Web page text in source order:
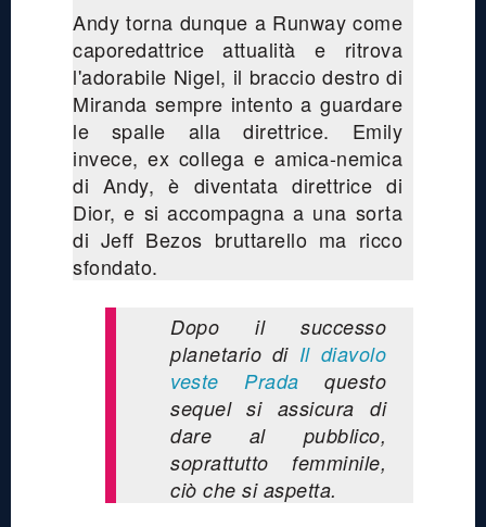
Andy torna dunque a Runway come
caporedattrice attualità e ritrova
l'adorabile Nigel, il braccio destro di
Miranda sempre intento a guardare
le spalle alla direttrice. Emily
invece, ex collega e amica-nemica
di Andy, è diventata direttrice di
Dior, e si accompagna a una sorta
di Jeff Bezos bruttarello ma ricco
sfondato.
Dopo il successo
planetario di Il diavolo
veste Prada questo
sequel si assicura di
dare al pubblico,
soprattutto femminile,
ciò che si aspetta.